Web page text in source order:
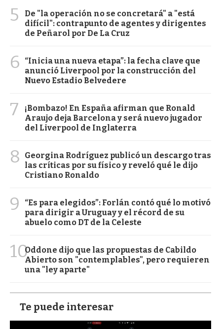
5
De "la operación no se concretará" a "está
difícil": contrapunto de agentes y dirigentes
de Peñarol por De La Cruz
6
“Inicia una nueva etapa”: la fecha clave que
anunció Liverpool por la construcción del
Nuevo Estadio Belvedere
7
¡Bombazo! En España afirman que Ronald
Araujo deja Barcelona y será nuevo jugador
del Liverpool de Inglaterra
8
Georgina Rodríguez publicó un descargo tras
las críticas por su físico y reveló qué le dijo
Cristiano Ronaldo
9
“Es para elegidos”: Forlán contó qué lo motivó
para dirigir a Uruguay y el récord de su
abuelo como DT de la Celeste
10Oddone dijo que las propuestas de Cabildo
Abierto son "contemplables", pero requieren
una "ley aparte"
Te puede interesar